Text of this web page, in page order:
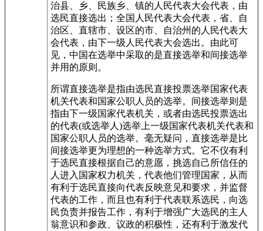
治县、乡、民族乡、镇的人民代表大会代表，由
选民直接选出；全国人民代表大会代表，省、自
治区、直辖市、设区的市、自治州的人民代表大
会代表，由下一级人民代表大会选出。由此可
见，中国在选举中采取的是直接选举和间接选举
并用的原则。
所谓直接选举是指由选民直接投票选举国家代表
机关代表和国家公职人员的选举。间接选举则是
指由下一级国家代表机关，或者由选民投票选出
的代表(或选举人)选举上一级国家代表机关代表和
国家公职人员的选举。毫无疑问，直接选举是比
间接选举更为理想的一种选举方式。它不仪有利
于选民直接根据自己的意愿，挑选自己所信任的
人进入国家权力机关，代表他们管理国家，从而
有利于选民直接向代表反映意见和要求，并监督
代表的工作，而且也有利于代表联系选民，向选
民负责并报告工作，有利于增强广大选民的主人
翁意识和参政、议政的积极性，还有利于激发代